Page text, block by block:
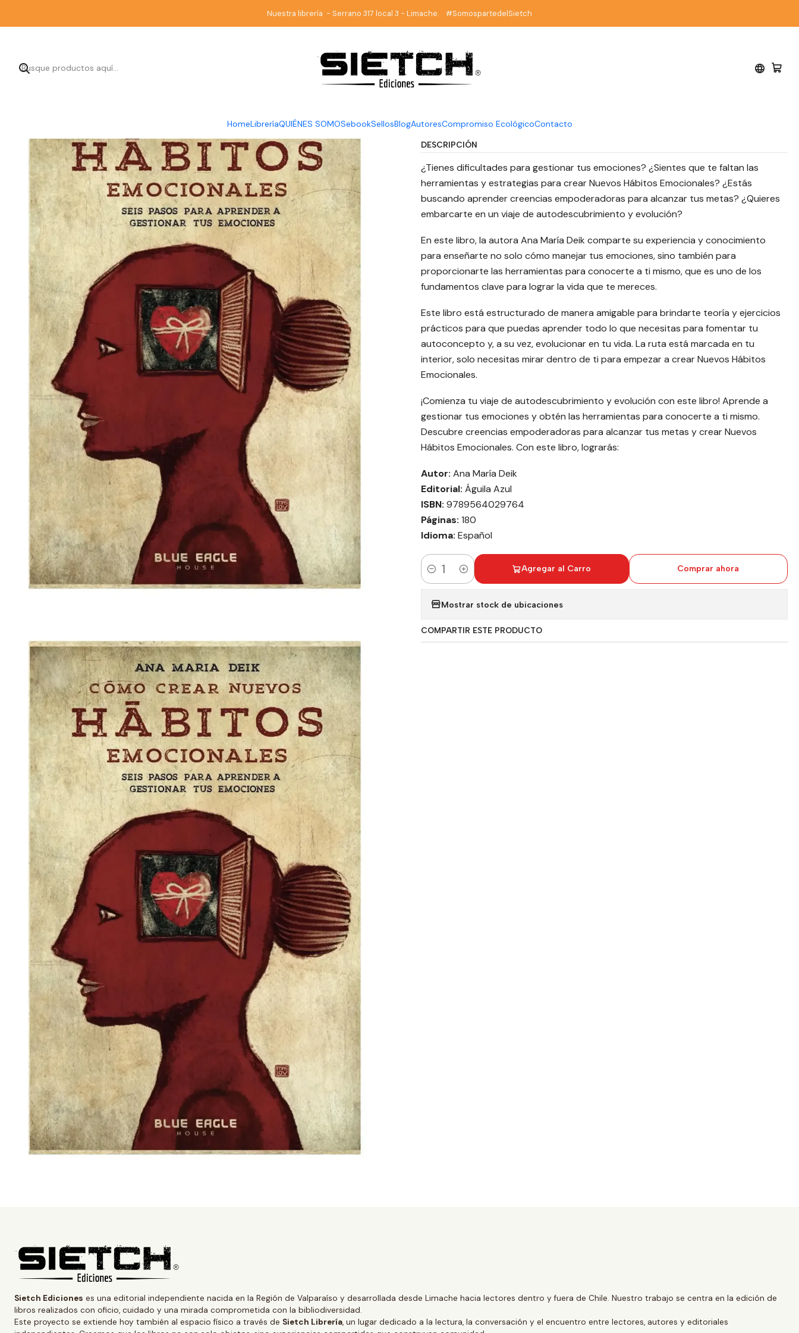
HomeLibreríaQUIÉNES SOMOSebookSellosBlogAutoresCompromiso EcológicoContacto
Nuestra librería - Serrano 317 local 3 - Limache. #SomospartedelSietch
Ensayo Cómo crear nuevos hábitos emocionales - Ana María Deik - Águila Azul
|
Cómo crear nuevos hábitos
emocionales - Ana María Deik -
Águila Azul
DESCRIPCIÓN
¿Tienes dificultades para gestionar tus emociones? ¿Sientes que te faltan las
herramientas y estrategias para crear Nuevos Hábitos Emocionales? ¿Estás
buscando aprender creencias empoderadoras para alcanzar tus metas? ¿Quieres
embarcarte en un viaje de autodescubrimiento y evolución?
En este libro, la autora Ana María Deik comparte su experiencia y conocimiento
para enseñarte no solo cómo manejar tus emociones, sino también para
proporcionarte las herramientas para conocerte a ti mismo, que es uno de los
fundamentos clave para lograr la vida que te mereces.
Este libro está estructurado de manera amigable para brindarte teoría y ejercicios
prácticos para que puedas aprender todo lo que necesitas para fomentar tu
autoconcepto y, a su vez, evolucionar en tu vida. La ruta está marcada en tu
interior, solo necesitas mirar dentro de ti para empezar a crear Nuevos Hábitos
Emocionales.
¡Comienza tu viaje de autodescubrimiento y evolución con este libro! Aprende a
gestionar tus emociones y obtén las herramientas para conocerte a ti mismo.
Descubre creencias empoderadoras para alcanzar tus metas y crear Nuevos
Hábitos Emocionales. Con este libro, lograrás:
Autor: Ana María Deik
Editorial: Águila Azul
ISBN: 9789564029764
Páginas: 180
Idioma: Español
Cantidad
Agregar al Carro Comprar ahora
Mostrar stock de ubicaciones
COMPARTIR ESTE PRODUCTO
Sietch Ediciones es una editorial independiente nacida en la Región de Valparaíso y desarrollada desde Limache hacia lectores dentro y fuera de Chile. Nuestro trabajo se centra en la edición de
libros realizados con oficio, cuidado y una mirada comprometida con la bibliodiversidad.
Este proyecto se extiende hoy también al espacio físico a través de Sietch Librería, un lugar dedicado a la lectura, la conversación y el encuentro entre lectores, autores y editoriales